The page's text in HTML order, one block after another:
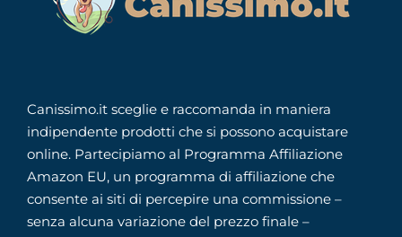
Canissimo.it sceglie e raccomanda in maniera
indipendente prodotti che si possono acquistare
online. Partecipiamo al Programma Affiliazione
Amazon EU, un programma di affiliazione che
consente ai siti di percepire una commissione –
senza alcuna variazione del prezzo finale –